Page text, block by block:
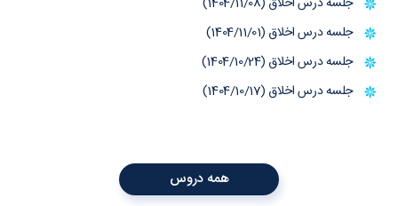
جلسه درس اخلاق (1404/11/01)
جلسه درس اخلاق (1404/10/24)
جلسه درس اخلاق (1404/10/17)
همه دروس